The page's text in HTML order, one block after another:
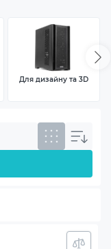
Для дизайну та 3D